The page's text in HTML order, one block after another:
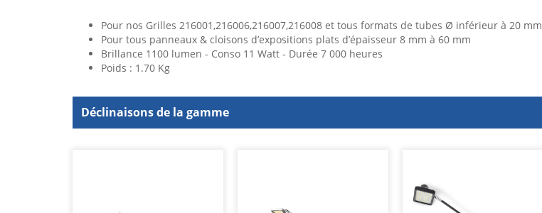
Pour nos Grilles 216001,216006,216007,216008 et tous formats de tubes Ø inférieur à 20 mm
Pour tous panneaux & cloisons d’expositions plats d’épaisseur 8 mm à 60 mm
Brillance 1100 lumen - Conso 11 Watt - Durée 7 000 heures
Poids : 1.70 Kg
Déclinaisons de la gamme